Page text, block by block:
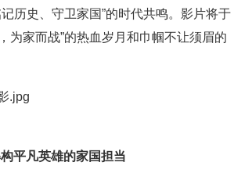
历史、守卫家国”的时代共鸣。影片将于
为家而战”的热血岁月和巾帼不让须眉的
平凡英雄的家国担当